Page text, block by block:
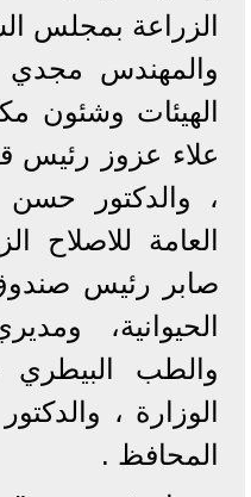
الزراعة بمجلس
والمهندس مجدي
الهيئات وشئون
علاء عزوز رئيس
، والدكتور حسن
العامة للاصلاح
صابر رئيس صندوق
الحيوانية،
والطب
الوزارة ،
المحافظ .